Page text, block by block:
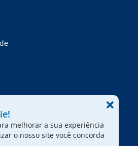
melhorar a sua experiência
o nosso site você concorda